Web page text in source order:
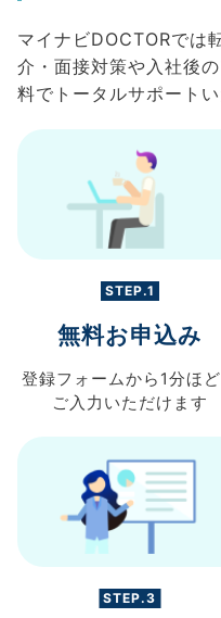
マイナビDOCTORでは
介・面接対策や入社後
料でトータルサポートい
STEP.1
無料お申込み
登録フォームから 1分ほ
ご入力 いただけます
STEP.3